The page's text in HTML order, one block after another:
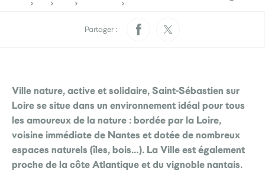
Pratique
La Ville
Déchets Développement
durable
L’accueil de loisirs
Partager :
Ville nature, active et solidaire, Saint-Sébastien sur
Loire se situe dans un environnement idéal pour tous
les amoureux de la nature : bordée par la Loire,
voisine immédiate de Nantes et dotée de nombreux
espaces naturels (îles, bois…). La Ville est également
proche de la côte Atlantique et du vignoble nantais.